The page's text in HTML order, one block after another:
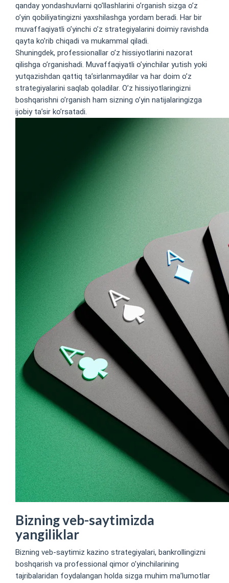
qanday yondashuvlarni qo’llashlarini o’rganish sizga o’z
o’yin qobiliyatingizni yaxshilashga yordam beradi. Har bir
muvaffaqiyatli o’yinchi o’z strategiyalarini doimiy ravishda
qayta ko’rib chiqadi va mukammal qiladi.
Shuningdek, professionallar o’z hissiyotlarini nazorat
qilishga o’rganishadi. Muvaffaqiyatli o’yinchilar yutish yoki
yutqazishdan qattiq ta’sirlanmaydilar va har doim o’z
strategiyalarini saqlab qoladilar. O’z hissiyotlaringizni
boshqarishni o’rganish ham sizning o’yin natijalaringizga
ijobiy ta’sir ko’rsatadi.
Bizning veb-saytimizda
yangiliklar
Bizning veb-saytimiz kazino strategiyalari, bankrollingizni
boshqarish va professional qimor o’yinchilarining
tajribalaridan foydalangan holda sizga muhim ma’lumotlar